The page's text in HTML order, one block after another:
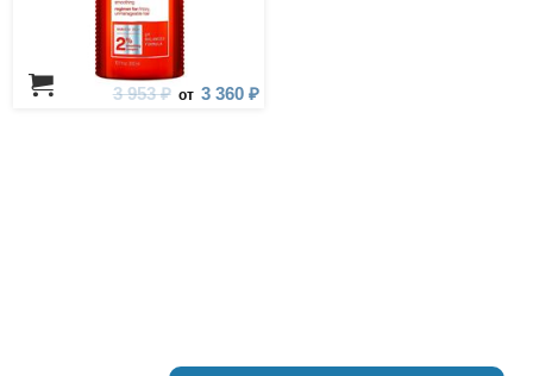
3 953 ₽ от 3 360 ₽